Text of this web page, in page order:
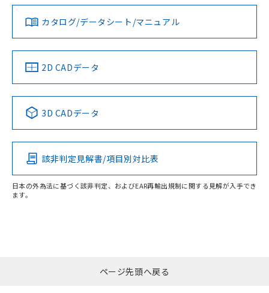
ダウンロードデータをご利用いただく前に、以下を必ずお読
みください。
ソフトウェアの使用条件
この製品のRoHS/REACH対応状況ページへ
LR型式承認
（イギリス
船舶規格）
DNV型式承認
（ノルウェー
BV型式承認
（フランス
KR型式
（韓国
No No No No
この製品の規格認証/適合状況ページへ
その他の認証はこちらのページからご検索ください
カタログ/データシート/マニュアル
2D CADデータ
3D CADデータ
該非判定見解書/項目別対比表
日本の外為法に基づく該非判定、およびEAR再輸出規制に関する見解が入手でき
ます。
ページ先頭へ戻る